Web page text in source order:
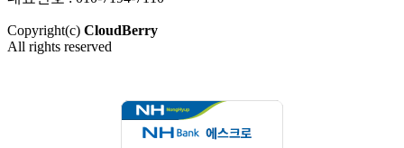
Copyright(c) CloudBerry
All rights reserved